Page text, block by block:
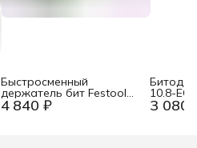
4 840 ₽
Быстросменный
держатель бит Festool
BHS 60 CE 3 080
10.8-EC